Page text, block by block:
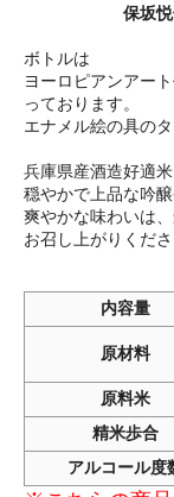
保坂悦子さ
『大吟醸
ボトルは
ヨーロピアンアー
っております。
エナメル絵の具の
兵庫県産酒造好適
穏やかで上品な吟
爽やかな味わいは
お召し上がりくださ
内容量
原材料
原料米
精米歩合
アルコール度